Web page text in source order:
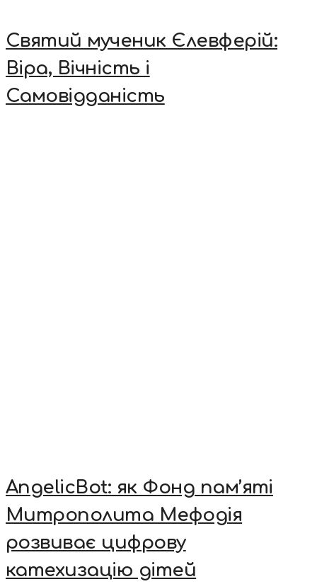
Святий мученик Єлевферій:
Віра, Вічність і
Самовідданість
AngelicBot: як Фонд пам’яті
Митрополита Мефодія
розвиває цифрову
катехизацію дітей